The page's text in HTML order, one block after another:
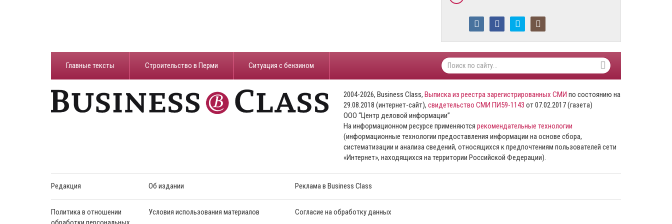
Главные тексты Строительство в Перми ​Ситуация с бензином
2004-2026, Business Class, Выписка из реестра зарегистрированных СМИ по состоянию на
29.08.2018 (интернет-сайт), свидетельство СМИ ПИ59-1143 от 07.02.2017 (газета)
ООО “Центр деловой информации”
На информационном ресурсе применяются рекомендательные технологии
(информационные технологии предоставления информации на основе сбора,
систематизации и анализа сведений, относящихся к предпочтениям пользователей сети
«Интернет», находящихся на территории Российской Федерации).
Редакция Об издании Реклама в Business Class
Политика в отношении
Условия использования материалов Согласие на обработку данных